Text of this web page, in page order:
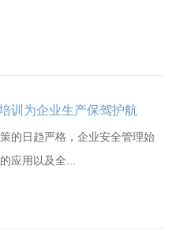
训为企业生产保驾护航
的日趋严格，企业安全管理始
应用以及全...